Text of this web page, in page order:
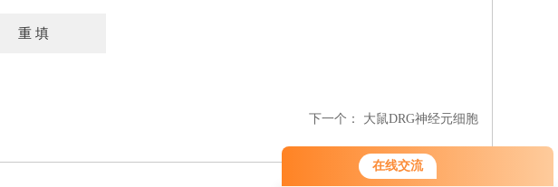
在线交流
下一个： 大鼠DRG神经元细胞